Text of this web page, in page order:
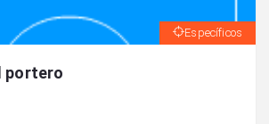
Específicos
portero